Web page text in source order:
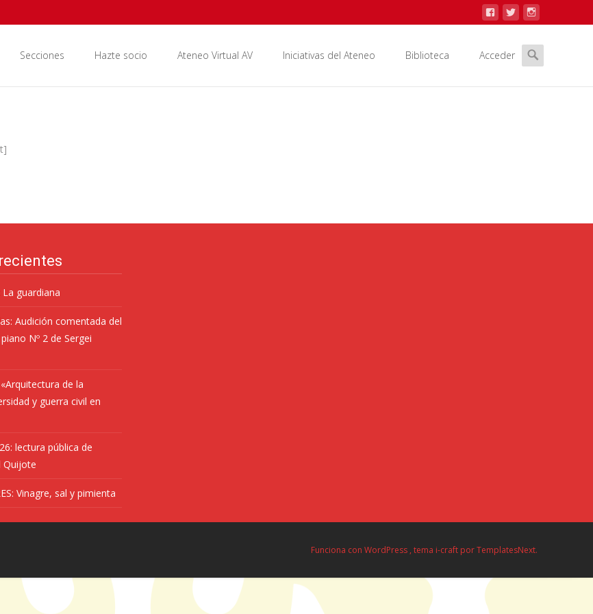
Secciones Hazte socio Ateneo Virtual AV Iniciativas del Ateneo Biblioteca Acceder
guardiana
Audición comentada del
Nº 2 de Sergei
de la
y guerra civil en
lectura pública de
Quijote
Vinagre, sal y pimienta
Funciona con WordPress , tema i-craft por TemplatesNext.